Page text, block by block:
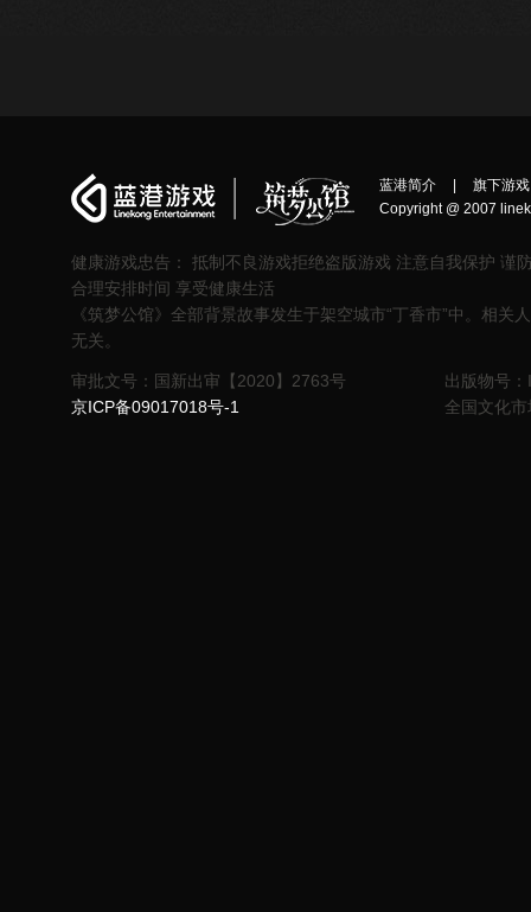
蓝港简介
旗下游戏
Copyright @ 2007
健康游戏忠告： 抵制不良游戏拒绝盗版游戏 注意自我保护 谨
合理安排时间 享受健康生活
《筑梦公馆》全部背景故事发生于架空城市“丁香市”中。相关
无关。
审批文号：国新出审【2020】2763号
京ICP备09017018号-1
出版物号
全国文化